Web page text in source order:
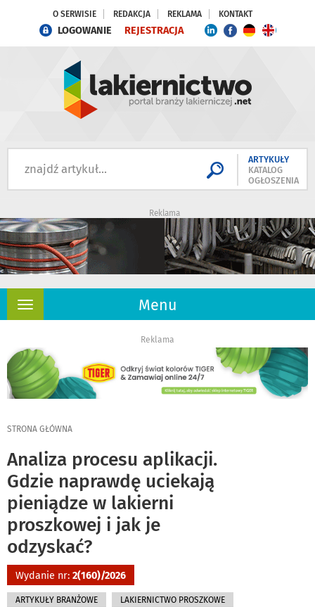
O SERWISIE REDAKCJA REKLAMA KONTAKT
LOGOWANIE REJESTRACJA
ARTYKUŁY
KATALOG
OGŁOSZENIA
Reklama
Menu
Rozwiń
Reklama
STRONA GŁÓWNA
Analiza procesu aplikacji.
Gdzie naprawdę uciekają
pieniądze w lakierni
proszkowej i jak je
odzyskać?
Wydanie nr: 2(160)/2026
ARTYKUŁY BRANŻOWE LAKIERNICTWO PROSZKOWE